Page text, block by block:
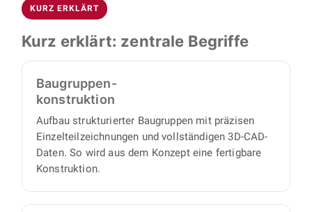
konstruieren wir für Sondermaschinenbau,
Automatisierung sowie Förder- und
Handhabungstechnik.
Videokonferenz kennen und klären, ob Aufgabe
und Zusammenarbeit zueinander passen. Im
zweiten Termin besprechen wir die technischen
übernimmt BOJKO die Umsetzung vollständig:
Einen eigenen Projektmanager brauchen Sie
nicht, denn wir arbeiten proaktiv und
eigenverantwortlich und liefern einen
vollständigen Satz an Konstruktionsunterlagen,
mit minimalem Abstimmungs- und
Aufsichtsaufwand auf Ihrer Seite.
KURZ ERKLÄRT
Kurz erklärt: zentrale Begriffe
Baugruppen-
konstruktion
Aufbau strukturierter Baugruppen mit präzisen
Einzelteilzeichnungen und vollständigen 3D-CAD-
Daten. So wird aus dem Konzept eine fertigbare
Konstruktion.